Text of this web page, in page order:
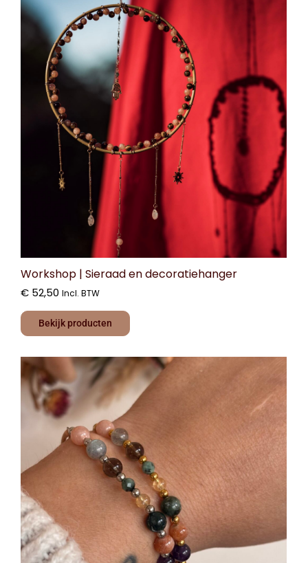
Workshop | Sieraad en decoratiehanger
€ 52,50 Incl. BTW
Bekijk producten